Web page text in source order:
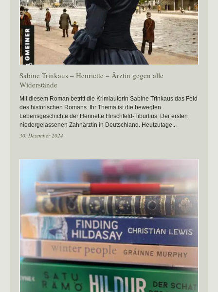
Sabine Trinkaus – Henriette – Ärztin gegen alle
Widerstände
Mit diesem Roman betritt die Krimiautorin Sabine Trinkaus das Feld
des historischen Romans. Ihr Thema ist die bewegten
Lebensgeschichte der Henriette Hirschfeld-Tiburtius: Der ersten
niedergelassenen Zahnärztin in Deutschland. Heutzutage...
30. Dezember 2024